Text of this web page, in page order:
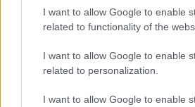
I want to allow Google to enable
related to functionality of the
I want to allow Google to enable
related to personalization.
I want to allow Google to enable
2014. december 6. (szombat),
2014. december 7. (vasárnap),
Generali Aréna